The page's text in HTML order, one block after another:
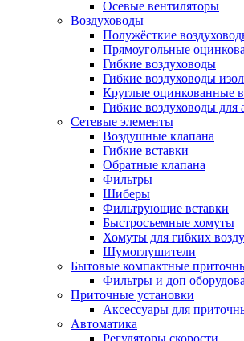
Осевые вентиляторы
Воздуховоды
Полужёсткие
Прямоугольные
Гибкие воздуховоды
Гибкие воздуховоды
Круглые оцинкованные
Гибкие воздуховоды для
Сетевые элементы
Воздушные клапана
Гибкие вставки
Обратные клапана
Фильтры
Шиберы
Фильтрующие вставки
Быстросъемные хомуты
Хомуты для гибких
Шумоглушители
Бытовые компактные
Фильтры и доп
Приточные установки
Аксессуары для
Автоматика
Регуляторы скорости